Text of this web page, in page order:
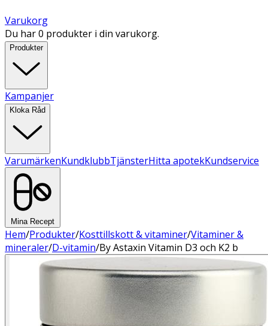
Varukorg
Du har 0 produkter i din varukorg.
Produkter
Kampanjer
Kloka Råd
VarumärkenKundklubbTjänsterHitta apotekKundservice
Mina Recept
Hem/Produkter/Kosttillskott & vitaminer/Vitaminer &
mineraler/D-vitamin/By Astaxin Vitamin D3 och K2 b